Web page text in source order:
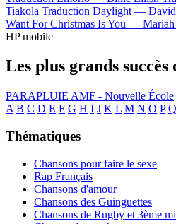
Tiakola Traduction Daylight —
Want For Christmas Is You —
HP mobile
Les plus grands succès
PARAPLUIE AMF - Nouvelle École
A B C D E F G H I J K L M N O P Q
Thématiques
Chansons pour faire le sexe
Rap Français
Chansons d'amour
Chansons des Guinguettes
Chansons de Rugby et 3ème